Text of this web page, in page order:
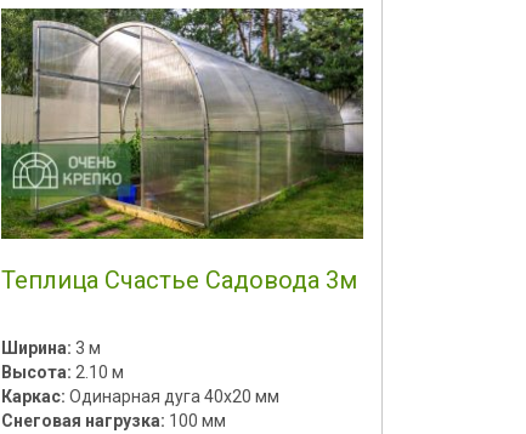
Теплица Счастье Садовода 3м
Ширина:3 м
Высота:2.10 м
Каркас:Одинарная дуга 40х20 мм
Снеговая нагрузка: 100 мм